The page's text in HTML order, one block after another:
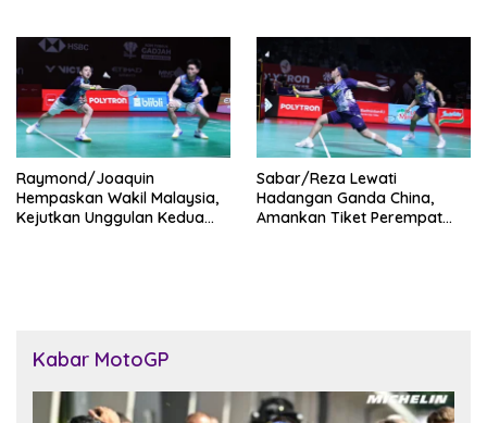
Raymond/Joaquin
Hempaskan Wakil Malaysia,
Kejutkan Unggulan Kedua
Sabar/Reza Lewati
Hadangan Ganda China,
Amankan Tiket Perempat
Kabar MotoGP